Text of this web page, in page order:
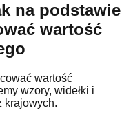
na podstawie
wartość
wartość
wzory, widełki i
krajowych.